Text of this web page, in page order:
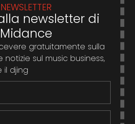
NEWSLETTER
newsletter di
Midance
gratuitamente sulla
sul music business,
il djing